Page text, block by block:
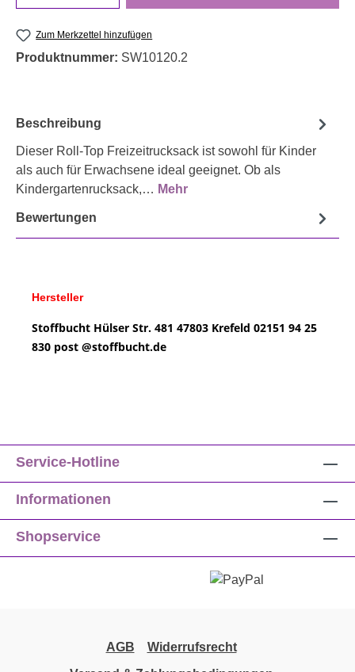
Zum Merkzettel hinzufügen
Produktnummer: SW10120.2
Beschreibung
Dieser Roll-Top Freizeitrucksack ist sowohl für Kinder
als auch für Erwachsene ideal geeignet. Ob als
Kindergartenrucksack,… Mehr
Bewertungen
Hersteller
Stoffbucht Hülser Str. 481 47803 Krefeld 02151 94 25
830 post @stoffbucht.de
Service-Hotline
Informationen
Shopservice
AGB
Widerrufsrecht